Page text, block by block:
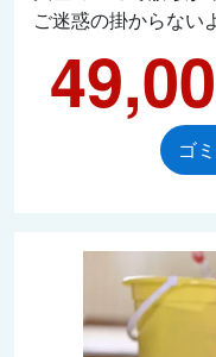
ご迷惑の掛からない
ゴ